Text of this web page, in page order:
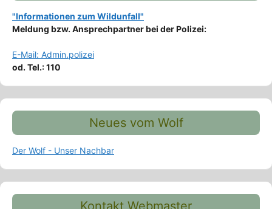
"Informationen zum Wildunfall"
Meldung bzw. Ansprechpartner bei der Polizei:
E-Mail: Admin.polizei
od. Tel.: 110
Neues vom Wolf
Der Wolf - Unser Nachbar
Kontakt Webmaster